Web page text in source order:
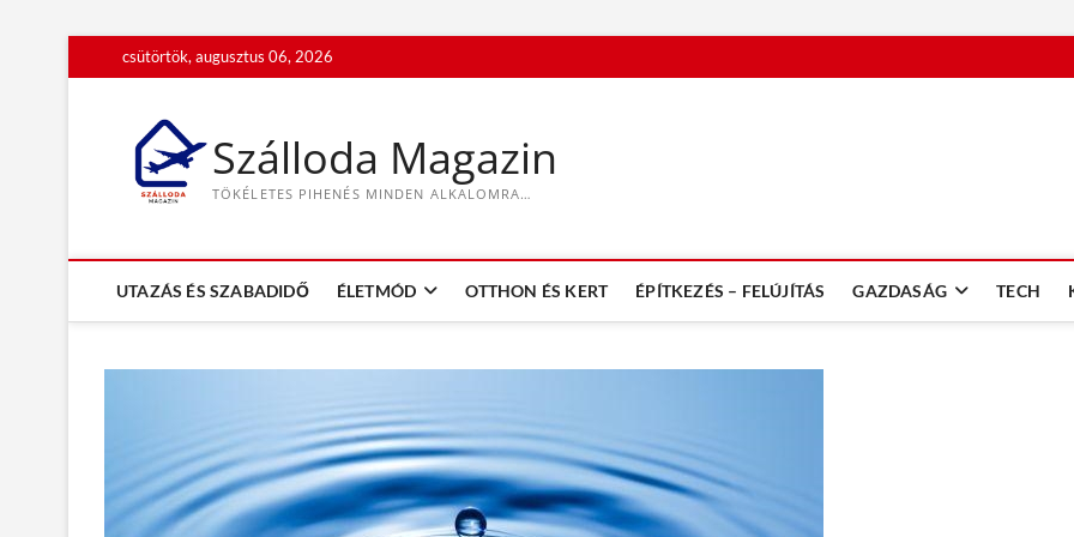
k
n
csütörtök, augusztus 06, 2026
Szálloda Magazin
TÖKÉLETES PIHENÉS MINDEN ALKALOMRA…
UTAZÁS ÉS SZABADIDŐ ÉLETMÓD OTTHON ÉS KERT ÉPÍTKEZÉS – FELÚJÍTÁS GAZDASÁG TECH